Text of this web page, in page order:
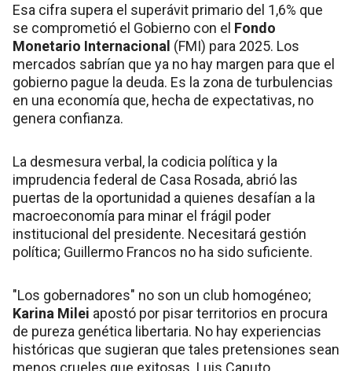
Esa cifra supera el superávit primario del 1,6% que
se comprometió el Gobierno con el Fondo
Monetario Internacional (FMI) para 2025. Los
mercados sabrían que ya no hay margen para que el
gobierno pague la deuda. Es la zona de turbulencias
en una economía que, hecha de expectativas, no
genera confianza.
La desmesura verbal, la codicia política y la
imprudencia federal de Casa Rosada, abrió las
puertas de la oportunidad a quienes desafían a la
macroeconomía para minar el frágil poder
institucional del presidente. Necesitará gestión
política; Guillermo Francos no ha sido suficiente.
"Los gobernadores" no son un club homogéneo;
Karina Milei apostó por pisar territorios en procura
de pureza genética libertaria. No hay experiencias
históricas que sugieran que tales pretensiones sean
menos crueles que exitosas. Luis Caputo